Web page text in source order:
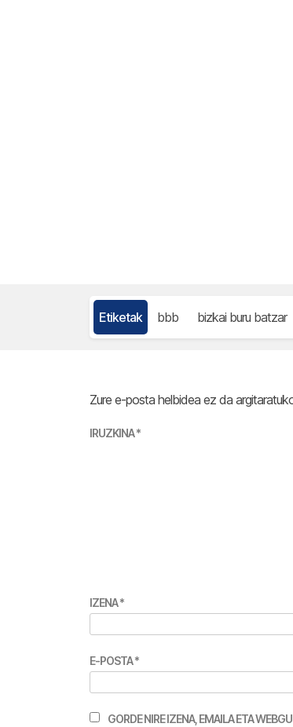
Etiketak bbb bizkai buru batzar
Zure e-posta helbidea ez da
IRUZKINA*
IZENA*
E-POSTA*
GORDE NIRE IZENA, EMAILA ETA